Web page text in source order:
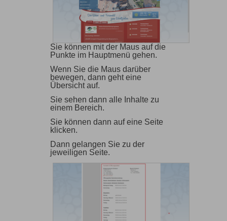
Sie können mit der Maus auf die
Punkte im Hauptmenü gehen.
Wenn Sie die Maus darüber
bewegen, dann geht eine
Übersicht auf.
Sie sehen dann alle Inhalte zu
einem Bereich.
Sie können dann auf eine Seite
klicken.
Dann gelangen Sie zu der
jeweiligen Seite.